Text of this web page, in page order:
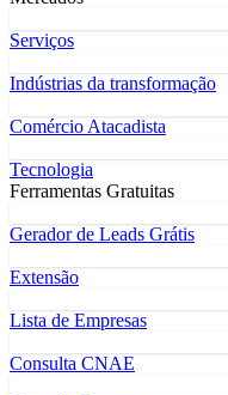
Serviços
Indústrias da transformação
Comércio Atacadista
Tecnologia
Ferramentas Gratuitas
Gerador de Leads Grátis
Extensão
Lista de Empresas
Consulta CNAE